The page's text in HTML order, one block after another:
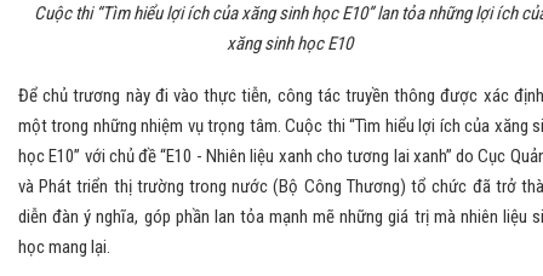
Cuộc thi “Tìm hiểu lợi ích của xăng sinh học E10” lan tỏa những lợi ích
xăng sinh học E10
Để chủ trương này đi vào thực tiễn, công tác truyền thông được xác
một trong những nhiệm vụ trọng tâm. Cuộc thi “Tìm hiểu lợi ích của xăng
học E10” với chủ đề “E10 - Nhiên liệu xanh cho tương lai xanh” do Cục
và Phát triển thị trường trong nước (Bộ Công Thương) tổ chức đã trở
diễn đàn ý nghĩa, góp phần lan tỏa mạnh mẽ những giá trị mà nhiên liệu
học mang lại.